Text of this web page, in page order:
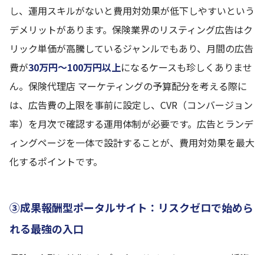
し、運用スキルがないと費用対効果が低下しやすいという
デメリットがあります。保険業界のリスティング広告はク
リック単価が高騰しているジャンルでもあり、月間の広告
費が30万円〜100万円以上になるケースも珍しくありませ
ん。保険代理店 マーケティングの予算配分を考える際に
は、広告費の上限を事前に設定し、CVR（コンバージョン
率）を月次で確認する運用体制が必要です。広告とランデ
ィングページを一体で設計することが、費用対効果を最大
化するポイントです。
③成果報酬型ポータルサイト：リスクゼロで始めら
れる最強の入口